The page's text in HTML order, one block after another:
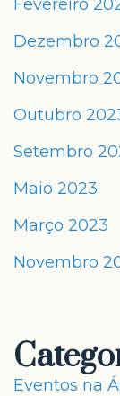
Fevereiro
Dezembro
Novembro
Outubro
Setembro
Maio 2023
Março 2023
Novembro
Eventos na